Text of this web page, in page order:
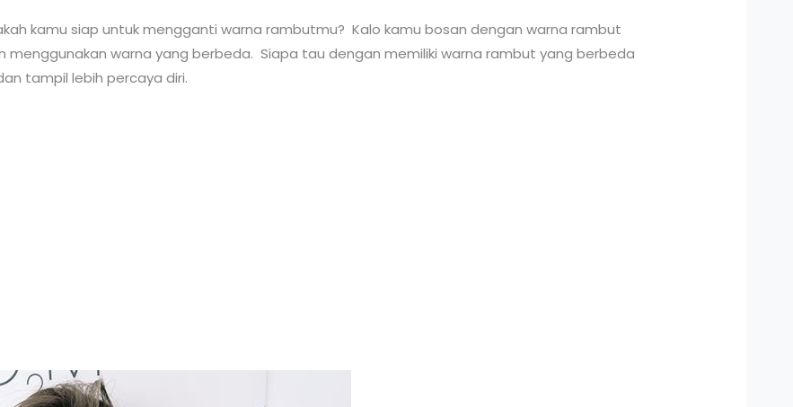
kamu siap untuk mengganti warna rambutmu? Kalo kamu bosan dengan warna rambut
menggunakan warna yang berbeda. Siapa tau dengan memiliki warna rambut yang berbeda
tampil lebih percaya diri.